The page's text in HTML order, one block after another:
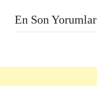
En Son Yorumlar